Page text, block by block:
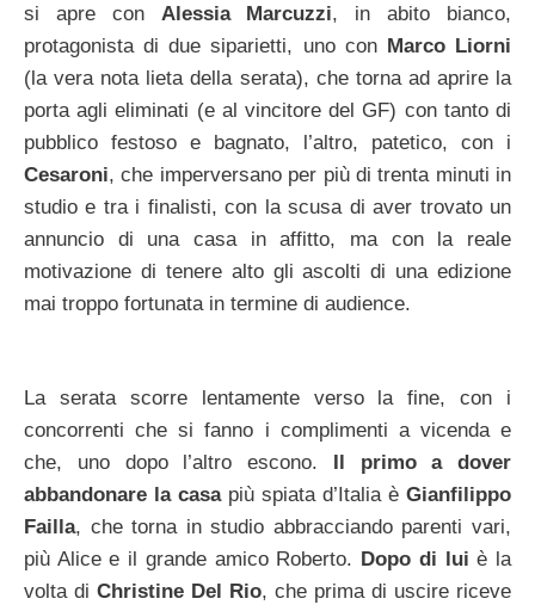
si apre con Alessia Marcuzzi, in abito bianco,
protagonista di due siparietti, uno con Marco Liorni
(la vera nota lieta della serata), che torna ad aprire la
porta agli eliminati (e al vincitore del GF) con tanto di
pubblico festoso e bagnato, l’altro, patetico, con i
Cesaroni, che imperversano per più di trenta minuti in
studio e tra i finalisti, con la scusa di aver trovato un
annuncio di una casa in affitto, ma con la reale
motivazione di tenere alto gli ascolti di una edizione
mai troppo fortunata in termine di audience.
La serata scorre lentamente verso la fine, con i
concorrenti che si fanno i complimenti a vicenda e
che, uno dopo l’altro escono. Il primo a dover
abbandonare la casapiù spiata d’Italia è Gianfilippo
Failla, che torna in studio abbracciando parenti vari,
più Alice e il grande amico Roberto. Dopo di lui è la
volta di Christine Del Rio, che prima di uscire riceve